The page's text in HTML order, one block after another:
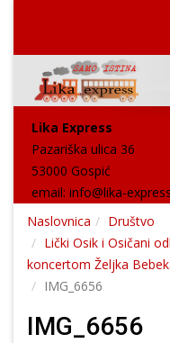
Lika Express
Pazariška ulica 36
53000 Gospić
email: info@lika-
Naslovnica
Društvo
Lički Osik i Osičani
koncertom Željka
IMG_6656
IMG_6656